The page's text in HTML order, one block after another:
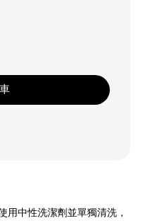
中性洗潔劑並單獨清洗，